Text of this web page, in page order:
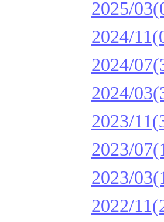
2025/
2024/
2024/
2024/
2023/
2023/
2023/
2022/